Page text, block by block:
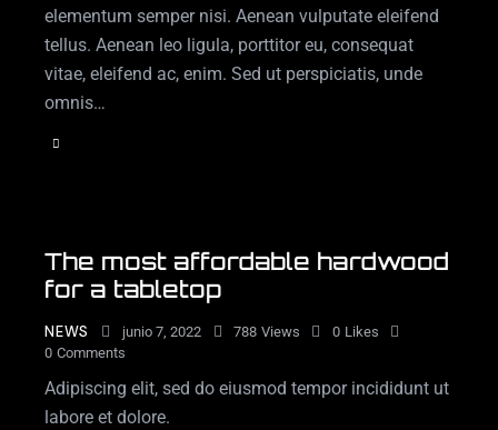
elementum semper nisi. Aenean vulputate eleifend
tellus. Aenean leo ligula, porttitor eu, consequat
vitae, eleifend ac, enim. Sed ut perspiciatis, unde
omnis…
The most affordable hardwood
for a tabletop
NEWS junio 7, 2022 788 Views 0 Likes
0 Comments
Adipiscing elit, sed do eiusmod tempor incididunt ut
labore et dolore.